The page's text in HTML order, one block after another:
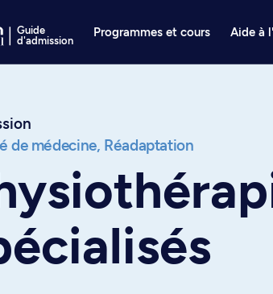
Guide
d'admission
Programmes et cours Aide à
de médecine, Réadaptation